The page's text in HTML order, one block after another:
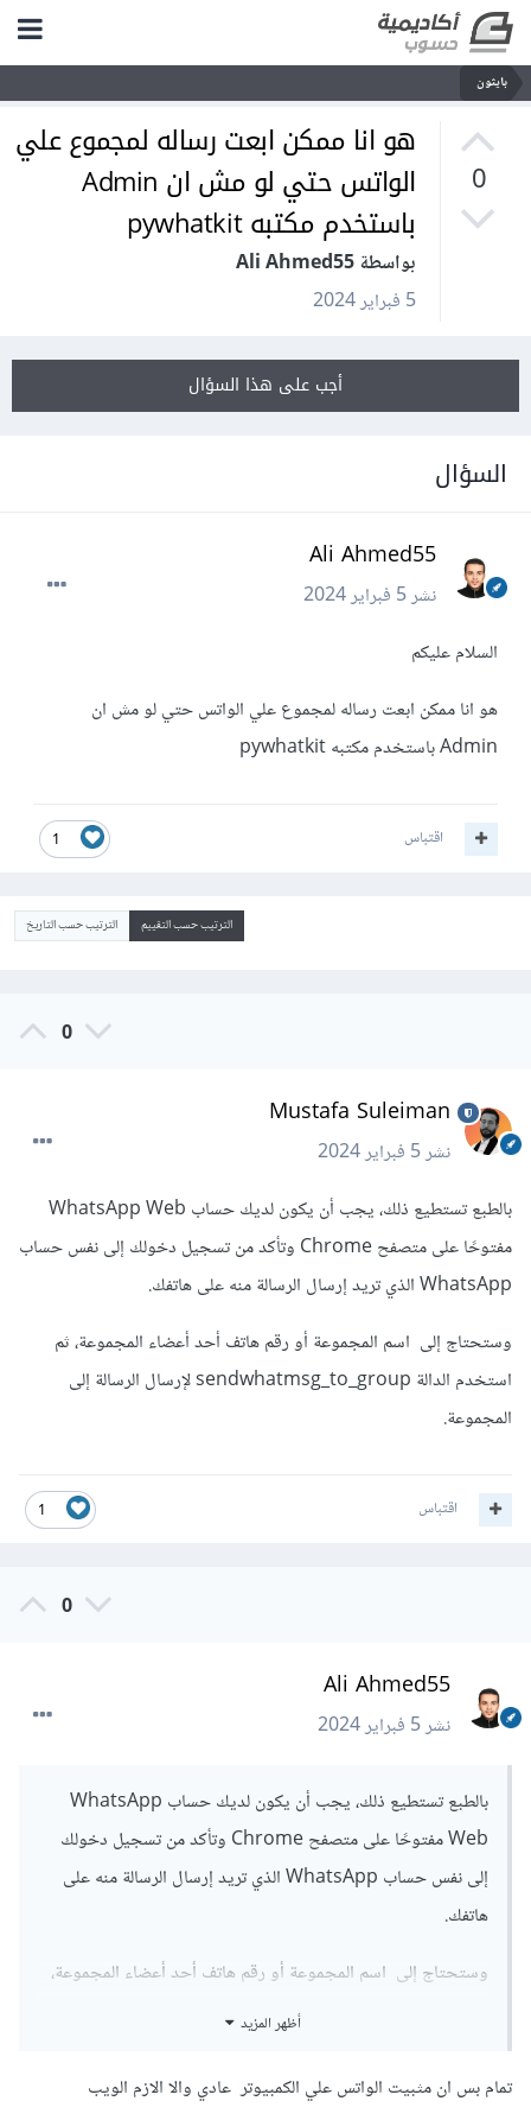
بايثون
0
هو انا ممكن ابعت رساله لمجموع علي
الواتس حتي لو مش ان Admin
باستخدم مكتبه pywhatkit
بواسطة Ali Ahmed55
5 فبراير 2024
أجب على هذا السؤال
السؤال
Ali Ahmed55
نشر5 فبراير 2024
السلام عليكم
هو انا ممكن ابعت رساله لمجموع علي الواتس حتي لو مش ان
Admin باستخدم مكتبه pywhatkit
1 اقتباس
الترتيب حسب التقييم الترتيب حسب التاريخ
0
Mustafa Suleiman
نشر5 فبراير 2024
بالطبع تستطيع ذلك، يجب أن يكون لديك حساب WhatsApp Web
مفتوحًا على متصفح Chrome وتأكد من تسجيل دخولك إلى نفس حساب
WhatsApp الذي تريد إرسال الرسالة منه على هاتفك.
وستحتاج إلى اسم المجموعة أو رقم هاتف أحد أعضاء المجموعة، ثم
استخدم الدالة sendwhatmsg_to_group لإرسال الرسالة إلى
المجموعة.
1 اقتباس
0
Ali Ahmed55
نشر5 فبراير 2024
بالطبع تستطيع ذلك، يجب أن يكون لديك حساب WhatsApp
Web مفتوحًا على متصفح Chrome وتأكد من تسجيل دخولك
إلى نفس حساب WhatsApp الذي تريد إرسال الرسالة منه على
هاتفك.
وستحتاج إلى اسم المجموعة أو رقم هاتف أحد أعضاء المجموعة،
أظهر المزيد
تمام بس ان مثبيت الواتس علي الكمبيوتر عادي والا الازم الويب